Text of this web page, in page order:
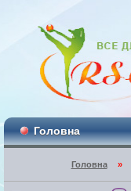
Головна
Головна »